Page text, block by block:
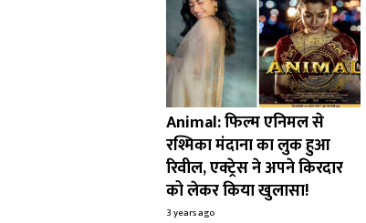
Animal: फिल्म एनिमल से
रश्मिका मंदाना का लुक हुआ
रिवील, एक्ट्रेस ने अपने किरदार
को लेकर किया खुलासा!
3 years ago